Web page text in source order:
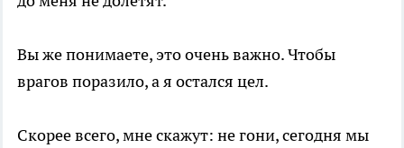
Вы же понимаете, это очень важно. Чтобы
врагов поразило, а я остался цел.
Скорее всего, мне скажут: не гони, сегодня мы